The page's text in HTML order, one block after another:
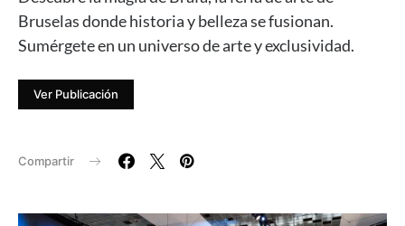
Bruselas donde historia y belleza se fusionan.
Sumérgete en un universo de arte y exclusividad.
Ver Publicación
Compartir